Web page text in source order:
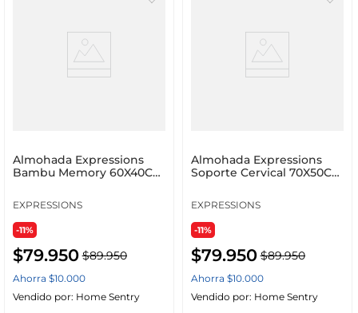
Almohada Expressions
Bambu Memory 60X40Cm
EXPRESSIONS
-11%
$79.950 $89.950
Ahorra $10.000
Vendido por: Home Sentry
Almohada Expressions
Soporte Cervical 70X50Cm
EXPRESSIONS
-11%
$79.950 $89.950
Ahorra $10.000
Vendido por: Home Sentry